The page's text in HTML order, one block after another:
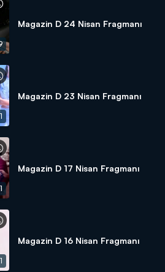
Magazin D 24 Nisan Fragmanı
Magazin D 23 Nisan Fragmanı
Magazin D 17 Nisan Fragmanı
Magazin D 16 Nisan Fragmanı